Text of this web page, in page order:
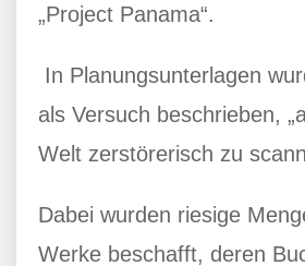
„Project Panama“.
In Planungsunterlagen
als Versuch beschrieben,
Welt zerstörerisch zu
Dabei wurden riesige
Werke beschafft, deren